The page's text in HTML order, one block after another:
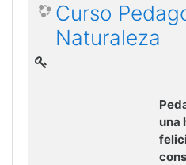
Curso
Naturaleza
una